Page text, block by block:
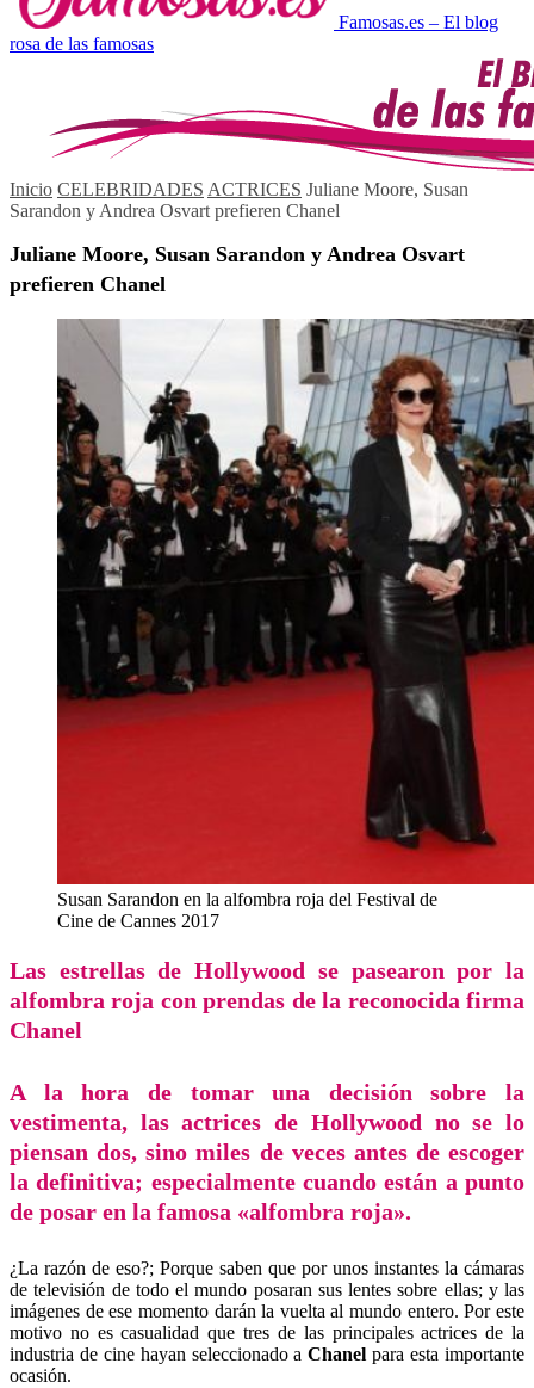
Famosas.es – El blog
rosa de las famosas
Inicio CELEBRIDADES ACTRICES Juliane Moore, Susan
Sarandon y Andrea Osvart prefieren Chanel
Juliane Moore, Susan Sarandon y Andrea Osvart
prefieren Chanel
Susan Sarandon en la alfombra roja del Festival de
Cine de Cannes 2017
Las estrellas de Hollywood se pasearon por la
alfombra roja con prendas de la reconocida firma
Chanel
A la hora de tomar una decisión sobre la
vestimenta, las actrices de Hollywood no se lo
piensan dos, sino miles de veces antes de escoger
la definitiva; especialmente cuando están a punto
de posar en la famosa «alfombra roja».
¿La razón de eso?; Porque saben que por unos instantes la cámaras
de televisión de todo el mundo posaran sus lentes sobre ellas; y las
imágenes de ese momento darán la vuelta al mundo entero. Por este
motivo no es casualidad que tres de las principales actrices de la
industria de cine hayan seleccionado aChanel para esta importante
ocasión.